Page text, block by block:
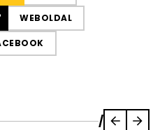
WEBOLDAL
/